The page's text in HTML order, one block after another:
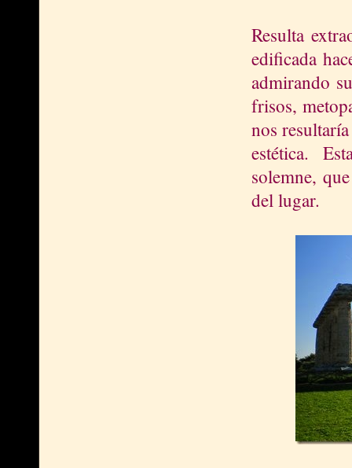
Resulta
edificada
admirando
frisos,
nos
estética.
solemne,
del lugar.